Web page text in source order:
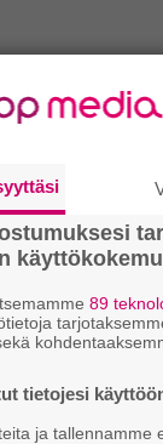
89
tietojesi
ja tallennamme